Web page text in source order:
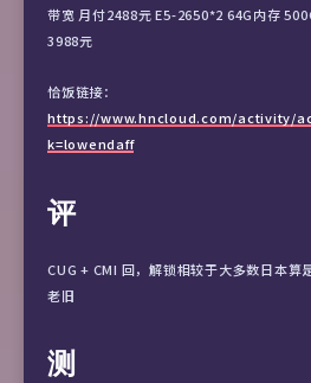
带宽 月付2488元 E5-2650*2 64G内存
3988元
恰饭链接：
https://www.hncloud.com/activity/
k=lowendaff
评
CUG + CMI 回，解锁相较于大多数日本算
老旧
测